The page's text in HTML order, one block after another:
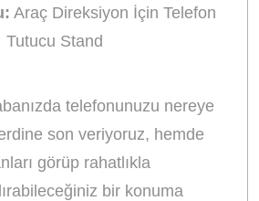
Araç Direksiyon İçin Telefon
Tutucu Stand
telefonunuzu nereye
son veriyoruz, hemde
görüp rahatlıkla
bir konuma